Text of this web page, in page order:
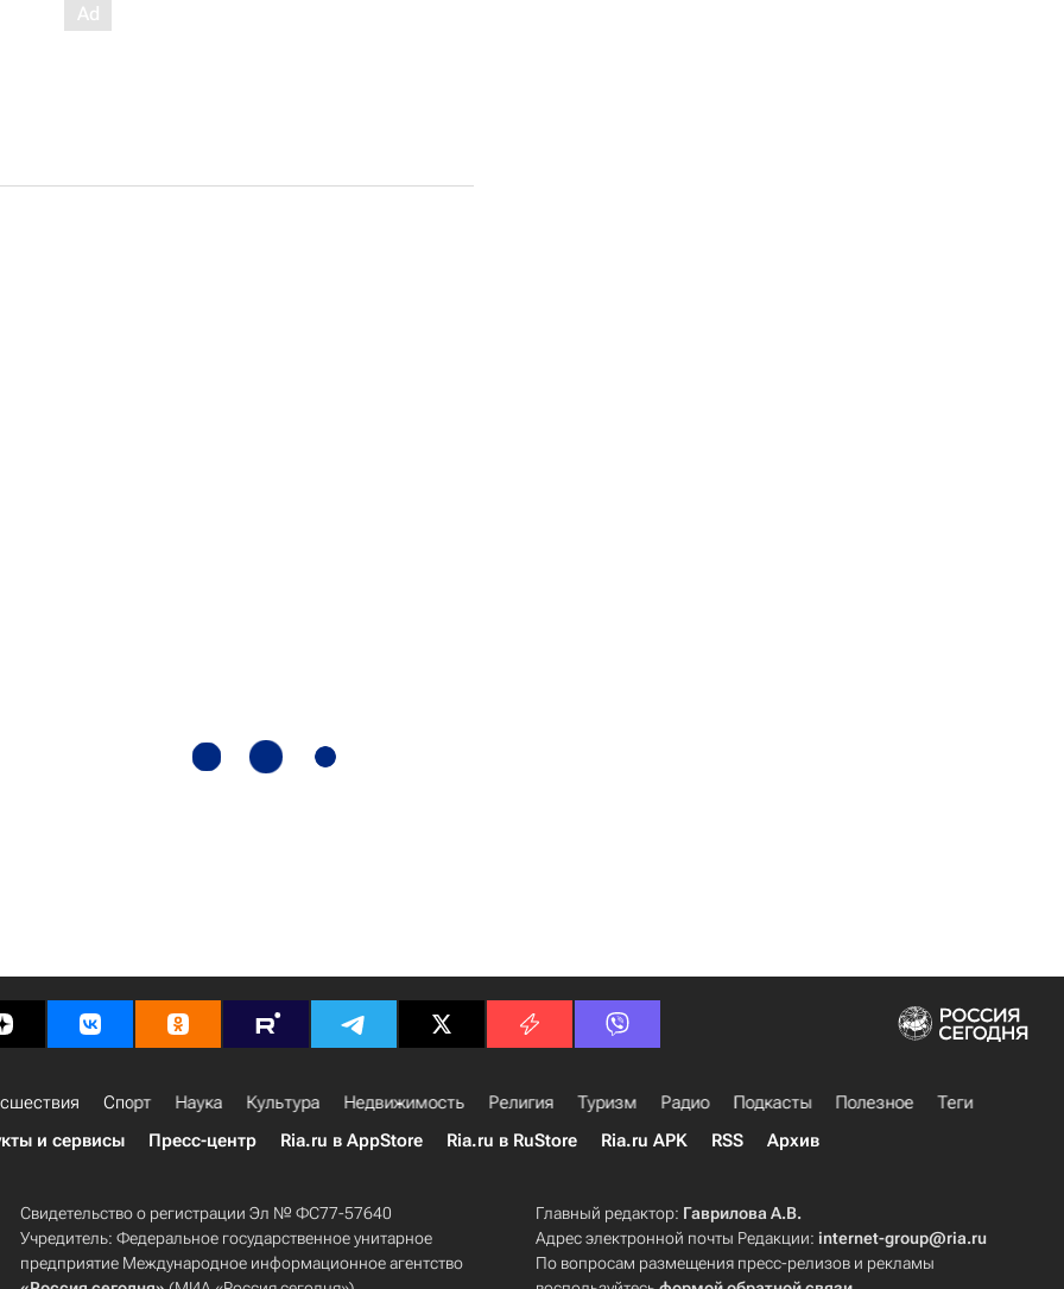
Спорт Наука Культура Недвижимость Религия Туризм Радио Подкасты Полезное
Теги
и сервисы Пресс-центр Ria.ru в AppStore Ria.ru в RuStore Ria.ru APK RSS Архив
Свидетельство о регистрации Эл № ФС77-57640
Учредитель: Федеральное государственное унитарное
предприятие Международное информационное агентство
Главный редактор: Гаврилова А.В.
Адрес электронной почты Редакции:internet-group@ria.ru
По вопросам размещения пресс-релизов и рекламы